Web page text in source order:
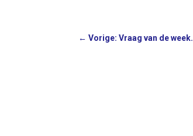
←Vorige: Vraag van de week.